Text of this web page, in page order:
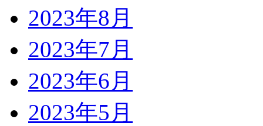
2023年8月
2023年7月
2023年6月
2023年5月